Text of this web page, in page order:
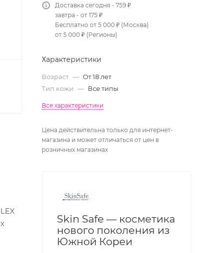
Доставка сегодня - 759 ₽
завтра - от 175 ₽
Бесплатно от 5 000 ₽ (Москва)
от 5 000 ₽ (Регионы)
Характеристики
Возраст — От 18 лет
Тип кожи — Все типы
Все характеристики
Цена действительна только для интернет-
магазина и может отличаться от цен в
розничных магазинах
Skin Safe — косметика
нового поколения из
Южной Кореи